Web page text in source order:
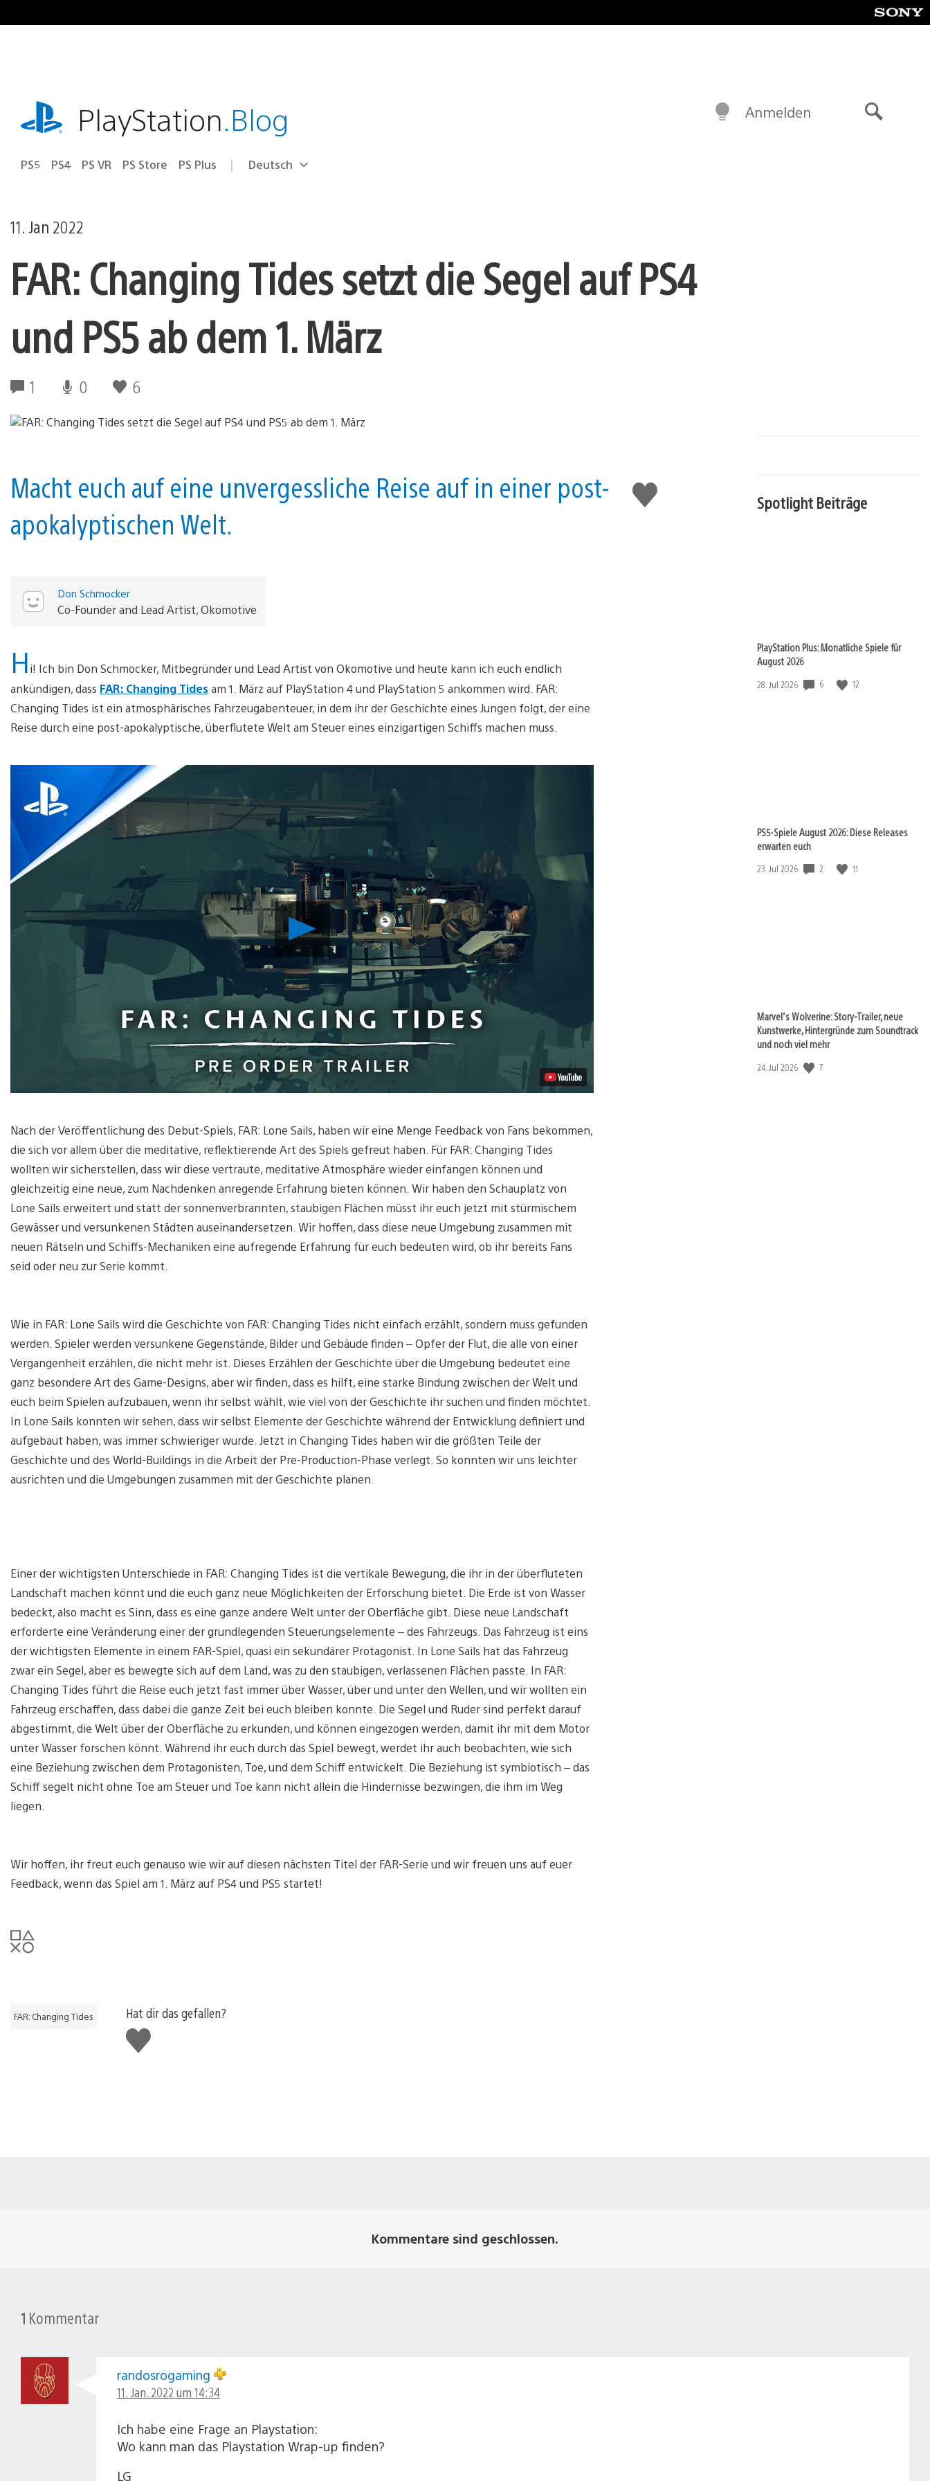
Inhalt
playstation.comPlayStation.Blog
PS5 PS4 PS VR PS Store PS Plus Select
Aktuelle
Deutsch
Anmelden
11. Jan 2022
FAR: Changing Tides setzt die Segel auf PS4
und PS5 ab dem 1. März
1 0 6
Gefällt
mir
Macht euch auf eine unvergessliche Reise auf in einer post-
apokalyptischen Welt.
Don Schmocker
Co-Founder and Lead Artist, Okomotive
Hi! Ich bin Don Schmocker, Mitbegründer und Lead Artist von Okomotive und heute kann ich euch endlich
ankündigen, dass FAR: Changing Tidesam 1. März auf PlayStation 4 und PlayStation 5 ankommen wird. FAR:
Changing Tides ist ein atmosphärisches Fahrzeugabenteuer, in dem ihr der Geschichte eines Jungen folgt, der eine
Reise durch eine post-apokalyptische, überflutete Welt am Steuer eines einzigartigen Schiffs machen muss.
abspielen
Nach der Veröffentlichung des Debut-Spiels, FAR: Lone Sails, haben wir eine Menge Feedback von Fans bekommen,
die sich vor allem über die meditative, reflektierende Art des Spiels gefreut haben. Für FAR: Changing Tides
wollten wir sicherstellen, dass wir diese vertraute, meditative Atmosphäre wieder einfangen können und
gleichzeitig eine neue, zum Nachdenken anregende Erfahrung bieten können. Wir haben den Schauplatz von
Lone Sails erweitert und statt der sonnenverbrannten, staubigen Flächen müsst ihr euch jetzt mit stürmischem
Gewässer und versunkenen Städten auseinandersetzen. Wir hoffen, dass diese neue Umgebung zusammen mit
neuen Rätseln und Schiffs-Mechaniken eine aufregende Erfahrung für euch bedeuten wird, ob ihr bereits Fans
seid oder neu zur Serie kommt.
Wie in FAR: Lone Sails wird die Geschichte von FAR: Changing Tides nicht einfach erzählt, sondern muss gefunden
werden. Spieler werden versunkene Gegenstände, Bilder und Gebäude finden – Opfer der Flut, die alle von einer
Vergangenheit erzählen, die nicht mehr ist. Dieses Erzählen der Geschichte über die Umgebung bedeutet eine
ganz besondere Art des Game-Designs, aber wir finden, dass es hilft, eine starke Bindung zwischen der Welt und
euch beim Spielen aufzubauen, wenn ihr selbst wählt, wie viel von der Geschichte ihr suchen und finden möchtet.
In Lone Sails konnten wir sehen, dass wir selbst Elemente der Geschichte während der Entwicklung definiert und
aufgebaut haben, was immer schwieriger wurde. Jetzt in Changing Tides haben wir die größten Teile der
Geschichte und des World-Buildings in die Arbeit der Pre-Production-Phase verlegt. So konnten wir uns leichter
ausrichten und die Umgebungen zusammen mit der Geschichte planen.
Einer der wichtigsten Unterschiede in FAR: Changing Tides ist die vertikale Bewegung, die ihr in der überfluteten
Landschaft machen könnt und die euch ganz neue Möglichkeiten der Erforschung bietet. Die Erde ist von Wasser
bedeckt, also macht es Sinn, dass es eine ganze andere Welt unter der Oberfläche gibt. Diese neue Landschaft
erforderte eine Veränderung einer der grundlegenden Steuerungselemente – des Fahrzeugs. Das Fahrzeug ist eins
der wichtigsten Elemente in einem FAR-Spiel, quasi ein sekundärer Protagonist. In Lone Sails hat das Fahrzeug
zwar ein Segel, aber es bewegte sich auf dem Land, was zu den staubigen, verlassenen Flächen passte. In FAR:
Changing Tides führt die Reise euch jetzt fast immer über Wasser, über und unter den Wellen, und wir wollten ein
Fahrzeug erschaffen, dass dabei die ganze Zeit bei euch bleiben konnte. Die Segel und Ruder sind perfekt darauf
abgestimmt, die Welt über der Oberfläche zu erkunden, und können eingezogen werden, damit ihr mit dem Motor
unter Wasser forschen könnt. Während ihr euch durch das Spiel bewegt, werdet ihr auch beobachten, wie sich
eine Beziehung zwischen dem Protagonisten, Toe, und dem Schiff entwickelt. Die Beziehung ist symbiotisch – das
Schiff segelt nicht ohne Toe am Steuer und Toe kann nicht allein die Hindernisse bezwingen, die ihm im Weg
liegen.
Wir hoffen, ihr freut euch genauso wie wir auf diesen nächsten Titel der FAR-Serie und wir freuen uns auf euer
Feedback, wenn das Spiel am 1. März auf PS4 und PS5 startet!
FAR: Changing Tides
Hat dir das gefallen?
Gefällt
mir
Spotlight Beiträge
PlayStation Plus: Monatliche Spiele für
August 2026
Veröffentlichungsdatum:
28. Jul 2026 6 12
PS5-Spiele August 2026: Diese Releases
erwarten euch
Veröffentlichungsdatum:
23. Jul 2026 2 11
Marvel‘s Wolverine: Story-Trailer, neue
Kunstwerke, Hintergründe zum Soundtrack
und noch viel mehr
Veröffentlichungsdatum:
24. Jul 2026 7
Kommentare sind geschlossen.
1 Kommentar
randosrogaming
11. Jan. 2022 um 14:34
Ich habe eine Frage an Playstation:
Wo kann man das Playstation Wrap-up finden?
LG